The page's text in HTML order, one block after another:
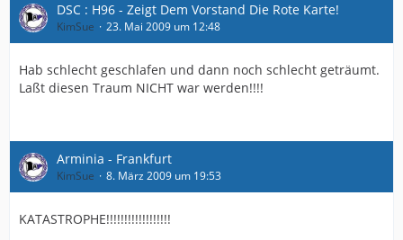
DSC : H96 - Zeigt Dem Vorstand Die Rote Karte!
KimSue 23. Mai 2009 um 12:48
Hab schlecht geschlafen und dann noch schlecht geträumt.
Laßt diesen Traum NICHT war werden!!!!
Arminia - Frankfurt
KimSue 8. März 2009 um 19:53
KATASTROPHE!!!!!!!!!!!!!!!!!!